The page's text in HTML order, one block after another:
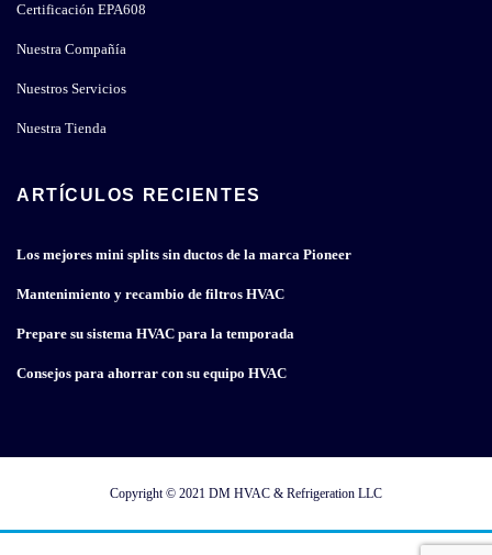
Certificación EPA608
Nuestra Compañía
Nuestros Servicios
Nuestra Tienda
ARTÍCULOS RECIENTES
Los mejores mini splits sin ductos de la marca Pioneer
Mantenimiento y recambio de filtros HVAC
Prepare su sistema HVAC para la temporada
Consejos para ahorrar con su equipo HVAC
Copyright © 2021 DM HVAC & Refrigeration LLC